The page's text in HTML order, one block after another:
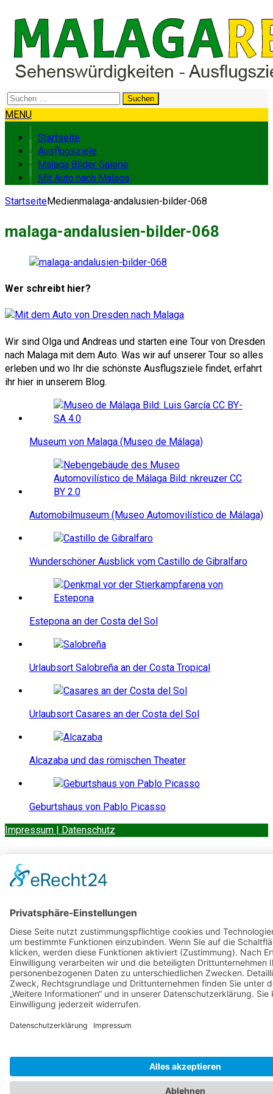
Suchen
nach:
MENU
Startseite
Ausflugsziele
Malaga Bilder Galerie
Mit Auto nach Malaga
StartseiteMedienmalaga-andalusien-bilder-068
malaga-andalusien-bilder-068
Wer schreibt hier?
Wir sind Olga und Andreas und starten eine Tour von Dresden
nach Malaga mit dem Auto. Was wir auf unserer Tour so alles
erleben und wo Ihr die schönste Ausflugsziele findet, erfahrt
ihr hier in unserem Blog.
Museum von Malaga (Museo de Málaga)
Automobilmuseum (Museo Automovilístico de Málaga)
Wunderschöner Ausblick vom Castillo de Gibralfaro
Estepona an der Costa del Sol
Urlaubsort Salobreña an der Costa Tropical
Urlaubsort Casares an der Costa del Sol
Alcazaba und das römischen Theater
Geburtshaus von Pablo Picasso
Impressum | Datenschutz